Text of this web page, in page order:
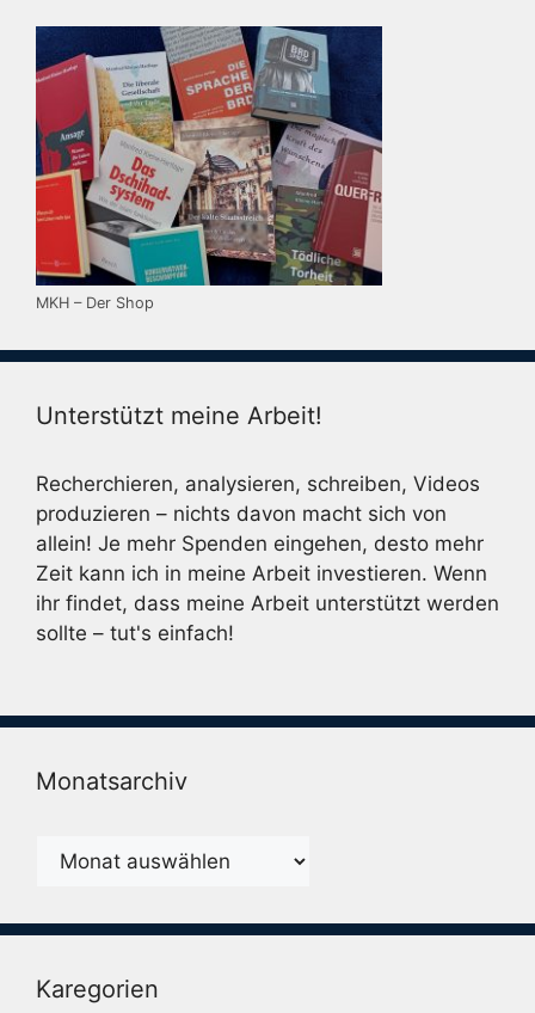
MKH – Der Shop
Unterstützt meine Arbeit!
Recherchieren, analysieren, schreiben, Videos
produzieren – nichts davon macht sich von
allein! Je mehr Spenden eingehen, desto mehr
Zeit kann ich in meine Arbeit investieren. Wenn
ihr findet, dass meine Arbeit unterstützt werden
sollte – tut's einfach!
Monatsarchiv
Monatsarchiv
Karegorien